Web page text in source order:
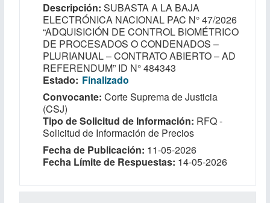
Descripción SUBASTA A LA BAJA
ELECTRÓNICA NACIONAL PAC N° 47/2026
“ADQUISICIÓN DE CONTROL BIOMÉTRICO
DE PROCESADOS O CONDENADOS –
PLURIANUAL – CONTRATO ABIERTO – AD
REFERENDUM” ID N° 484343
Estado Finalizado
Convocante Corte Suprema de Justicia
(CSJ)
Tipo de Solicitud de Información RFQ -
Solicitud de Información de Precios
Fecha de Publicación 11-05-2026
Fecha Límite de Respuestas 14-05-2026